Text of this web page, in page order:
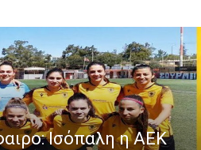
Ισόπαλη η ΑΕΚ